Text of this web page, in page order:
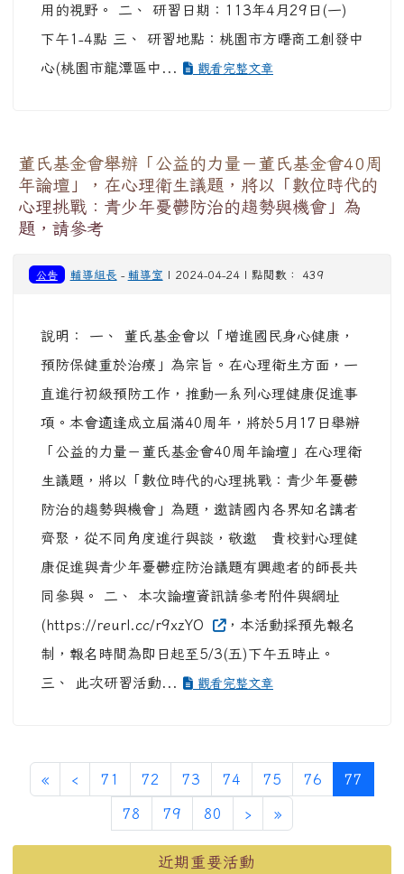
用的視野。 二、 研習日期：113年4月29日(一)
下午1-4點 三、 研習地點：桃園市方曙商工創發中
心(桃園市龍潭區中...
觀看完整文章
董氏基金會舉辦「公益的力量－董氏基金會40周
年論壇」，在心理衛生議題，將以「數位時代的
心理挑戰：青少年憂鬱防治的趨勢與機會」為
題，請參考
公告 輔導組長 - 輔導室 | 2024-04-24 | 點閱數： 439
說明： 一、 董氏基金會以「增進國民身心健康，
預防保健重於治療」為宗旨。在心理衛生方面，一
直進行初級預防工作，推動一系列心理健康促進事
項。本會適逢成立屆滿40周年，將於5月17日舉辦
「公益的力量－董氏基金會40周年論壇」在心理衛
生議題，將以「數位時代的心理挑戰：青少年憂鬱
防治的趨勢與機會」為題，邀請國內各界知名講者
齊聚，從不同角度進行與談，敬邀 貴校對心理健
康促進與青少年憂鬱症防治議題有興趣者的師長共
同參與。 二、 本次論壇資訊請參考附件與網址
(https://reurl.cc/r9xzYO
，本活動採預先報名
制，報名時間為即日起至5/3(五)下午五時止。
三、 此次研習活動...
觀看完整文章
«第一頁
‹ 上一頁
71 72 73 74 75 76 77
78 79 80 ›下一頁
»最後頁
近期重要活動